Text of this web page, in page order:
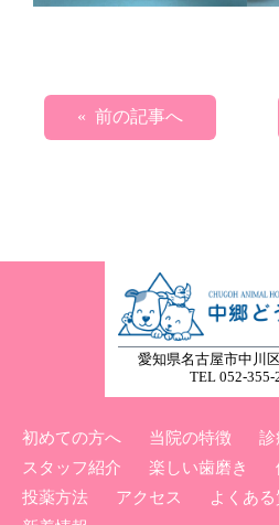
« 前の記事へ
愛知県名古屋市中川
TEL 052-355-
初めての方へ 当院の特徴 診
スタッフ紹介
楽しい歯磨き
投薬方法
アクセス よくある